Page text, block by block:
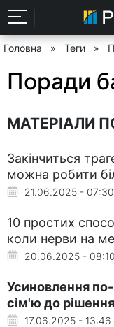
Головна » Теги » П
Поради
МАТЕРІАЛИ
Закінчиться
можна робити
21.06.2025 - 07:30
10 простих
коли нерви на
20.06.2025 - 08:10
Усиновлення
сім'ю до
17.06.2025 - 13:46